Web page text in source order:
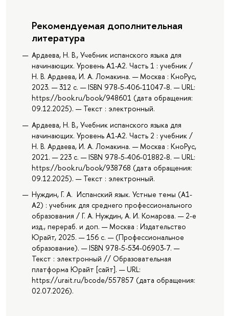
Рекомендуемая дополнительная
литература
Ардаева, Н. В., Учебник испанского языка для
начинающих. Уровень А1-А2. Часть 1 : учебник /
Н. В. Ардаева, И. А. Ломакина. — Москва : КноРус,
2023. — 312 с. — ISBN 978-5-406-11047-8. — URL:
https://book.ru/book/948601 (дата обращения:
09.12.2025). — Текст : электронный.
Ардаева, Н. В., Учебник испанского языка для
начинающих. Уровень А1-А2. Часть 2 : учебник /
Н. В. Ардаева, И. А. Ломакина. — Москва : КноРус,
2021. — 223 с. — ISBN 978-5-406-01882-8. — URL:
https://book.ru/book/938768 (дата обращения:
09.12.2025). — Текст : электронный.
Нуждин, Г. А. Испанский язык. Устные темы (A1-
A2) : учебник для среднего профессионального
образования / Г. А. Нуждин, А. И. Комарова. — 2-е
изд., перераб. и доп. — Москва : Издательство
Юрайт, 2025. — 156 с. — (Профессиональное
образование). — ISBN 978-5-534-06903-7. —
Текст : электронный // Образовательная
платформа Юрайт [сайт]. — URL:
https://urait.ru/bcode/557857 (дата обращения:
02.07.2026).